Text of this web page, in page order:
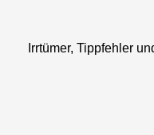
Irrtümer, Tippfehler